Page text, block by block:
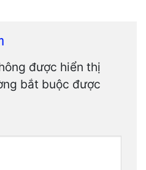
được hiển thị
bắt buộc được